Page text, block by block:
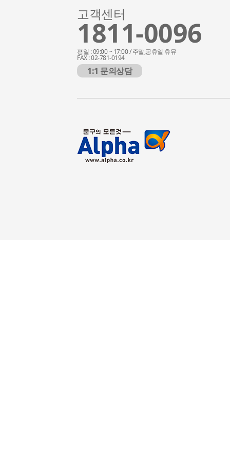
고객센터
1811-0096
평일 : 09:00 ~ 17:00 / 주말,공휴일 휴뮤
FAX : 02-781-0194
1:1 문의상담